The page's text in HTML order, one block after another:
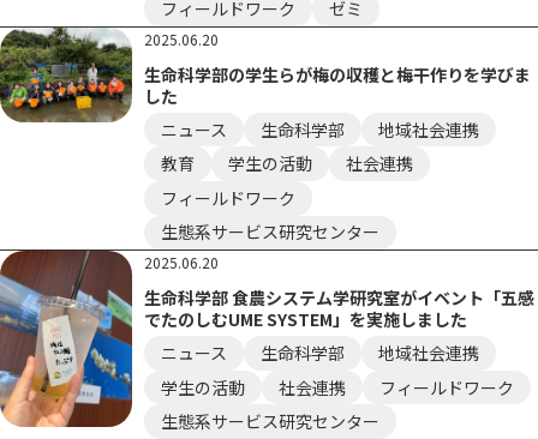
フィールドワーク
ゼミ
2025.06.20
生命科学部の学生らが梅の収穫と梅干作りを学びま
した
ニュース
生命科学部
地域社会連携
教育
学生の活動
社会連携
フィールドワーク
生態系サービス研究センター
2025.06.20
生命科学部 食農システム学研究室がイベント「五感
でたのしむUME SYSTEM」を実施しました
ニュース
生命科学部
地域社会連携
学生の活動
社会連携
フィールドワーク
生態系サービス研究センター